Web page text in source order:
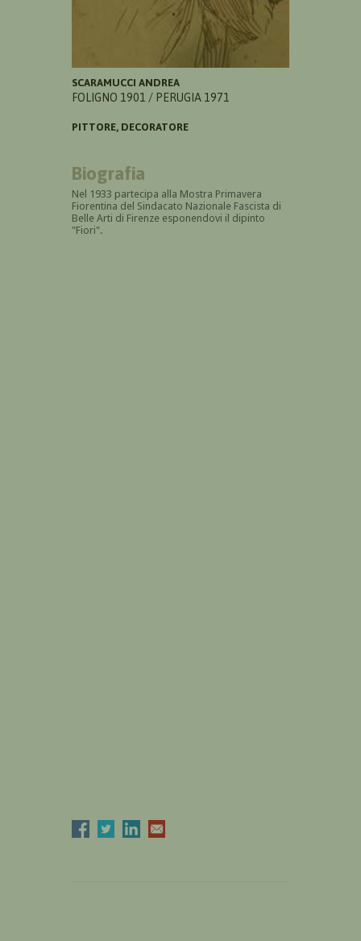
SCARAMUCCI ANDREA
FOLIGNO 1901 / PERUGIA 1971
PITTORE, DECORATORE
Biografia
Nel 1933 partecipa alla Mostra Primavera
Fiorentina del Sindacato Nazionale Fascista di
Belle Arti di Firenze esponendovi il dipinto
"Fiori".